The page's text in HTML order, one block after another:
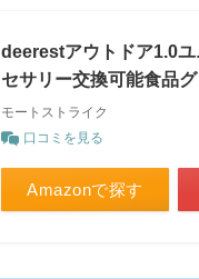
deerestアウトドア1.0
セサリー交換可能食品
モートストライク
口コミを見る
Amazonで探す